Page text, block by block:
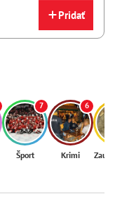
Pridať
7
Šport
6
Krimi